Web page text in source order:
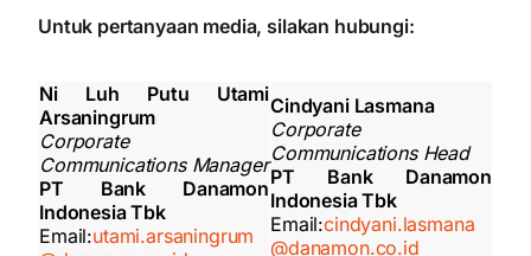
Untuk pertanyaan media, silakan hubungi:
Ni Luh Putu Utami
Arsaningrum
Corporate
Communications Manager
PT Bank Danamon
Indonesia Tbk
Email:utami.arsaningrum
Cindyani Lasmana
Corporate
Communications Head
PT Bank Danamon
Indonesia Tbk
Email:cindyani.lasmana
@danamon.co.id